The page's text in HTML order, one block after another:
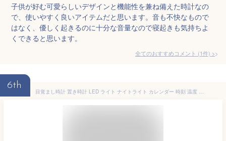
子供が好む可愛らしいデザインと機能性を兼ね備えた時計なの
で、使いやすく良いアイテムだと思います。音も不快なもので
はなく、優しく起きるのに十分な音量なので寝起きも気持ちよ
くできると思います。
全てのおすすめコメント (1件) >
6th
目覚まし時計 置き時計 LED ライト ナイトライト カレンダー 時刻 温度 アラーム スヌーズ タイマー アンティーク カスタマイズ デジタル